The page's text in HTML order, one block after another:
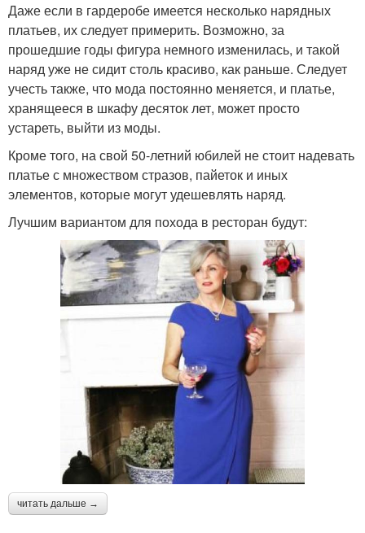
Даже если в гардеробе имеется несколько нарядных
платьев, их следует примерить. Возможно, за
прошедшие годы фигура немного изменилась, и такой
наряд уже не сидит столь красиво, как раньше. Следует
учесть также, что мода постоянно меняется, и платье,
хранящееся в шкафу десяток лет, может просто
устареть, выйти из моды.
Кроме того, на свой 50-летний юбилей не стоит надевать
платье с множеством стразов, пайеток и иных
элементов, которые могут удешевлять наряд.
Лучшим вариантом для похода в ресторан будут:
читать дальше →